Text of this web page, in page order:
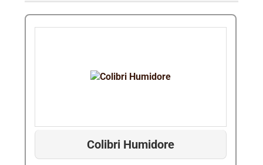
Colibri Humidore